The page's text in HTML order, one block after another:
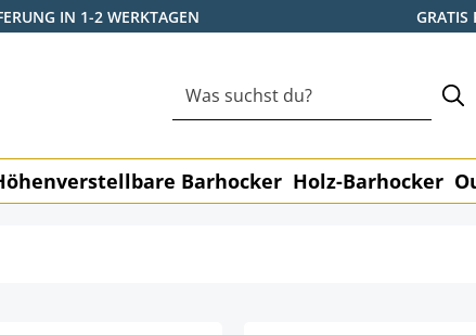
IN 1-2 WERKTAGEN GRATIS
Barhocker Holz-Barhocker